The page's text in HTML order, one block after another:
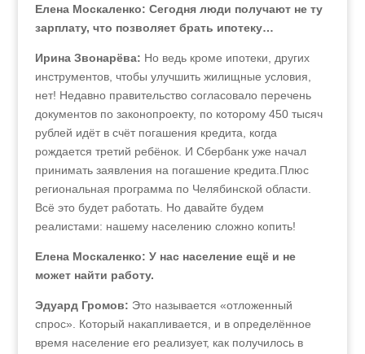
Елена Москаленко: Сегодня люди получают не ту
зарплату, что позволяет брать ипотеку…
Ирина Звонарёва: Но ведь кроме ипотеки, других
инструментов, чтобы улучшить жилищные условия,
нет! Недавно правительство согласовало перечень
документов по законопроекту, по которому 450 тысяч
рублей идёт в счёт погашения кредита, когда
рождается третий ребёнок. И Сбербанк уже начал
принимать заявления на погашение кредита.Плюс
региональная программа по Челябинской области.
Всё это будет работать. Но давайте будем
реалистами: нашему населению сложно копить!
Елена Москаленко: У нас население ещё и не
может найти работу.
Эдуард Громов: Это называется «отложенный
спрос». Который накапливается, и в определённое
время население его реализует, как получилось в